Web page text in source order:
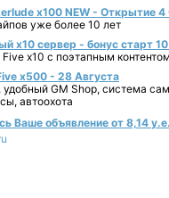
х100 NEW - Открытие 4
уже более 10 лет
х10 сервер - бонус старт
x10 с поэтапным
x500 - 28 Августа
GM Shop, система
автоохота
Ваше объявление от 8,14